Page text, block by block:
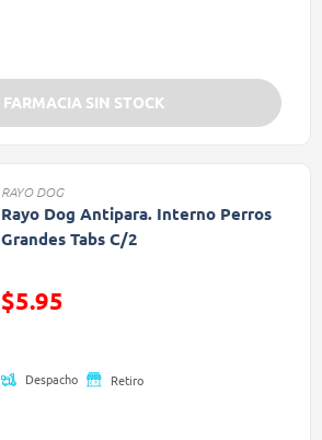
FARMACIA SIN STOCK
RAYO DOG
Rayo Dog Antipara. Interno Perros
Grandes Tabs C/2
Precio reducido de
$5.95
Despacho Retiro